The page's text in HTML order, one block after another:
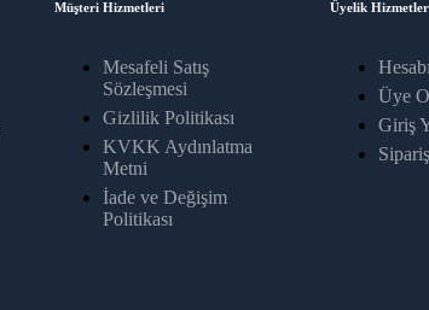
Müşteri Hizmetleri
Mesafeli Satış
Sözleşmesi
Gizlilik Politikası
KVKK Aydınlatma
Metni
İade ve Değişim
Politikası
Üyelik
Üye
Giriş